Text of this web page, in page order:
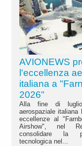
AVIONEWS
l'eccellenza
italiana a
2026"
Alla fine di luglio
aerospaziale italiana
eccellenze al
Airshow", nel
consolidare la
tecnologica nel...